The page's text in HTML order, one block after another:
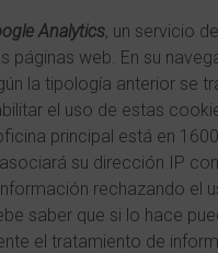
Analytics, un servicio
páginas web. En su
la tipología anterior
el uso de estas
principal está en
su dirección IP
rechazando el
saber que si lo hace
el tratamiento de